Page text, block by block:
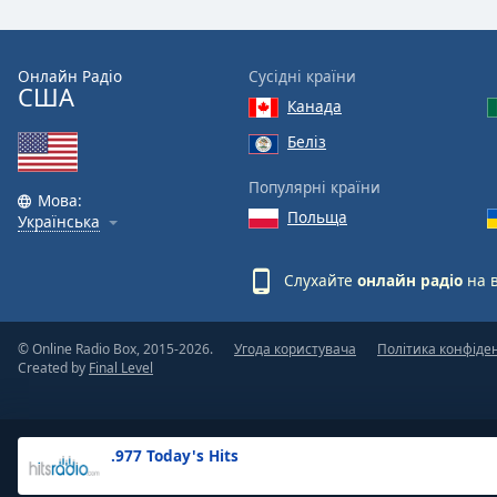
Text
Opacity
Background
.977 Today's Hits
Онлайн Радіо
США
Мова:
Українська
Сусідні країни
Канада
Беліз
Популярні країни
Польща
Слухайте онлайн радіо на
© Online Radio Box, 2015-2026.
Created by Final Level
Угода користувача Політика